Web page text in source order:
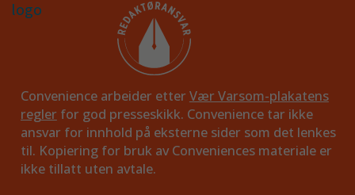
Convenience arbeider etter Vær Varsom-plakatens
regler for god presseskikk. Convenience tar ikke
ansvar for innhold på eksterne sider som det lenkes
til. Kopiering for bruk av Conveniences materiale er
ikke tillatt uten avtale.